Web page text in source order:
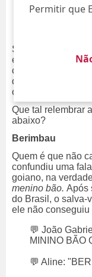
Permitir que
Se tem algo que o
edição ainda nem
com um cardápio
divertir,
oferecem uma
Que tal relembrar
abaixo?
Berimbau
Quem é que não
confundiu uma
goiano, na
menino bão. Após
do Brasil, o salva-
ele não conseguiu
💬 João
MININO BÃO
💬 Aline: